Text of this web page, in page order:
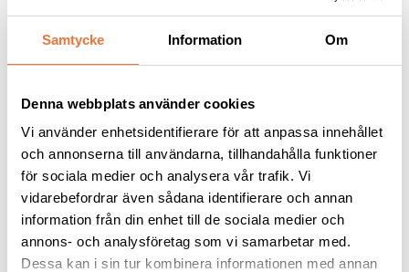
Samtycke Information Om
Denna webbplats använder cookies
Vi använder enhetsidentifierare för att anpassa innehållet
och annonserna till användarna, tillhandahålla funktioner
för sociala medier och analysera vår trafik. Vi
vidarebefordrar även sådana identifierare och annan
information från din enhet till de sociala medier och
annons- och analysföretag som vi samarbetar med.
Dessa kan i sin tur kombinera informationen med annan
Andra köpte även